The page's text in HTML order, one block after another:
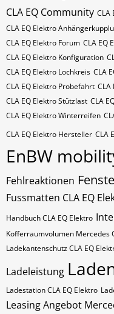
CLA EQ Community CLA
CLA EQ Elektro
CLA EQ Elektro Forum CLA EQ
CLA EQ Elektro Konfiguration
CLA EQ Elektro Lochkreis CLA
CLA EQ Elektro Probefahrt CLA
CLA EQ Elektro Stützlast CLA
CLA EQ Elektro Winterreifen
CLA EQ Elektro​​​​​ Hersteller CLA
EnBW
Fehlreaktionen
Fussmatten CLA EQ
Handbuch CLA EQ Elektro
Kofferraumvolumen Mercedes
Ladekantenschutz CLA EQ
Ladeleistung
Ladestation CLA EQ Elektro
Leasing Angebot